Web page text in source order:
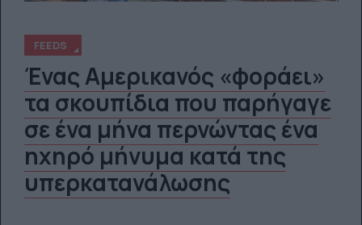
FEEDS
Ένας Αμερικανός «φοράει»
τα σκουπίδια που παρήγαγε
σε ένα μήνα περνώντας ένα
ηχηρό μήνυμα κατά της
υπερκατανάλωσης